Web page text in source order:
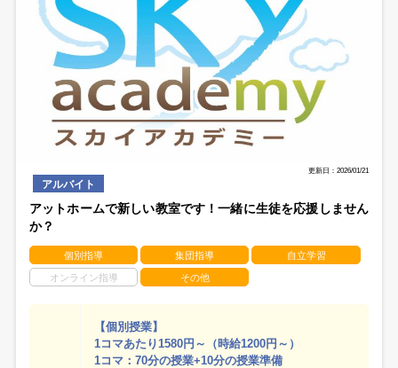
更新日：2026/01/21
アルバイト
アットホームで新しい教室です！一緒に生徒を応援しません
か？
個別指導 集団指導 自立学習
オンライン指導 その他
【個別授業】
1コマあたり1580円～（時給1200円～）
1コマ：70分の授業+10分の授業準備